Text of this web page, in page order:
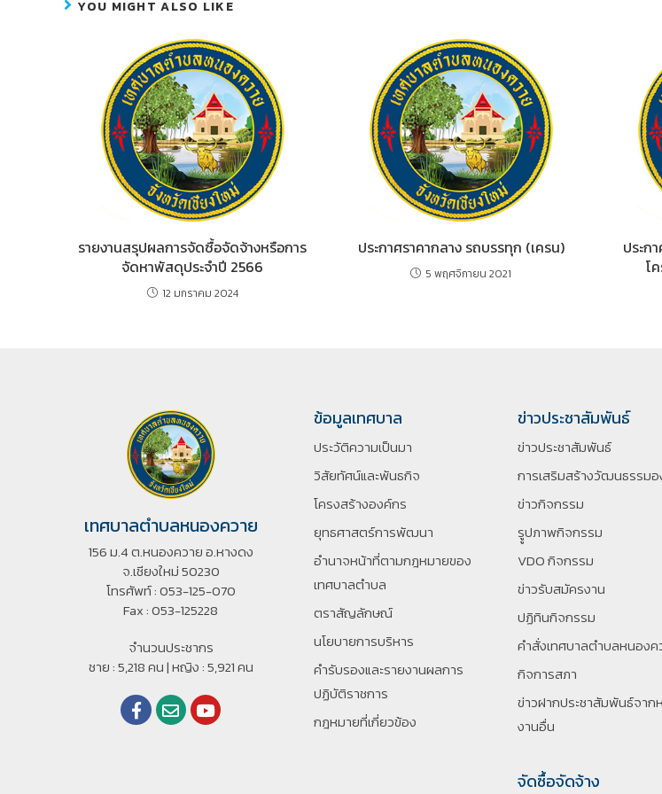
o
k
n
g
er
YOU MIGHT ALSO LIKE
รายงานสรุปผลการจัดซื้อจัดจ้างหรือการ
จัดหาพัสดุประจำปี 2566
12 มกราคม 2024
ประกาศราคากลาง รถบรรทุก (เครน)
5 พฤศจิกายน 2021
ประก
โ
เทศบาลตำบลหนองควาย
156 ม.4 ต.หนองควาย อ.หางดง
จ.เชียงใหม่ 50230
โทรศัพท์ : 053-125-070
Fax : 053-125228
จำนวนประชากร
ชาย : 5,218 คน | หญิง : 5,921 คน
ข้อมูลเทศบาล
ประวัติความเป็นมา
วิสัยทัศน์และพันธกิจ
โครงสร้างองค์กร
ยุทธศาสตร์การพัฒนา
อํานาจหน้าที่ตามกฎหมายของ
เทศบาลตําบล
ตราสัญลักษณ์
นโยบายการบริหาร
คำรับรองและรายงานผลการ
ปฏิบัติราชการ
กฎหมายที่เกี่ยวข้อง
ข่าวประชาสัมพันธ์
ข่าวประชาสัมพันธ์
การเสริมสร้างวัฒนธรรม
ข่าวกิจกรรม
รููปภาพกิจกรรม
VDO กิจกรรม
ข่าวรับสมัครงาน
ปฏิทินกิจกรรม
คำสั่งเทศบาลตำบลหนองค
กิจการสภา
ข่าวฝากประชาสัมพันธ์จาก
งานอื่น
จัดซื้อจัดจ้าง